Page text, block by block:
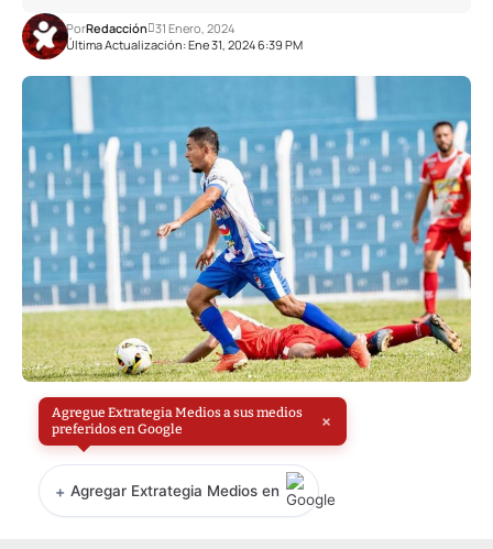
Última Actualización: Ene 31, 2024 6:39 PM
PorRedacción 31 Enero, 2024
Agregue Extrategia Medios a sus medios
preferidos en Google
×
+ Agregar Extrategia Medios en